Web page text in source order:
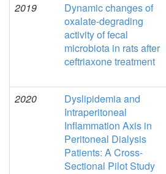
2019
Dynamic changes of
oxalate-degrading
activity of fecal
microbiota in rats after
ceftriaxone treatment
2020
Dyslipidemia and
Intraperitoneal
Inflammation Axis in
Peritoneal Dialysis
Patients: A Cross-
Sectional Pilot Study